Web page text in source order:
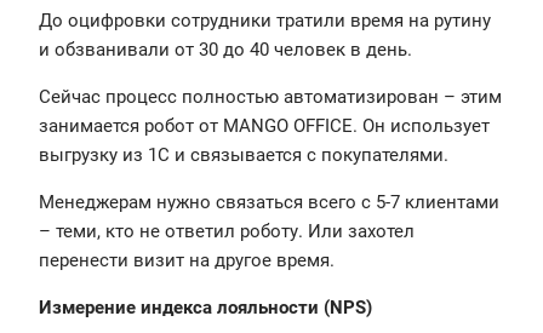
До оцифровки сотрудники тратили время на рутину
и обзванивали от 30 до 40 человек в день.
Сейчас процесс полностью автоматизирован – этим
занимается робот от MANGO OFFICE. Он использует
выгрузку из 1C и связывается с покупателями.
Менеджерам нужно связаться всего с 5-7 клиентами
– теми, кто не ответил роботу. Или захотел
перенести визит на другое время.
Измерение индекса лояльности (NPS)